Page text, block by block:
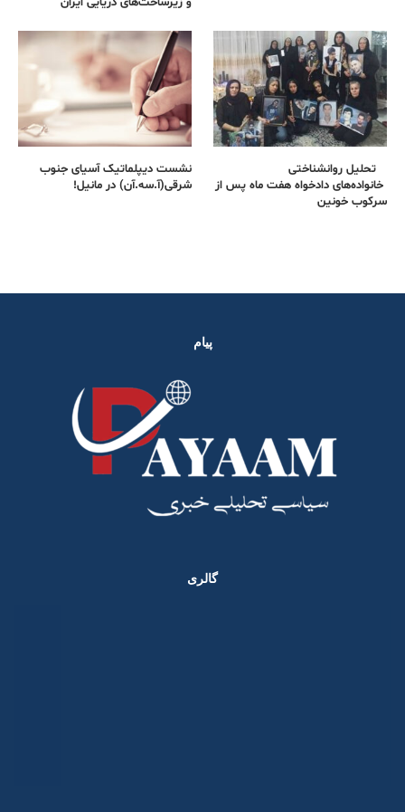
تحلیل روانشناختی
خانواده‌های دادخواه هفت ماه پس از
سرکوب خونین
نشست دیپلماتیک آسیای جنوب
شرقی‌(آ.سه.آن) در مانیل!
پیام
گالری